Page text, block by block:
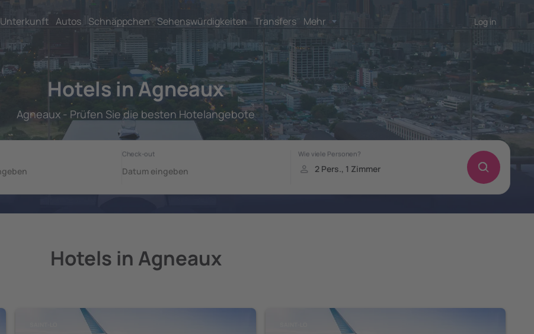
Unterkunft Autos Schnäppchen Sehenswürdigkeiten Transfers Mehr Log in
Hotels in Agneaux
Agneaux - Prüfen Sie die besten Hotelangebote
Hotels in Agneaux